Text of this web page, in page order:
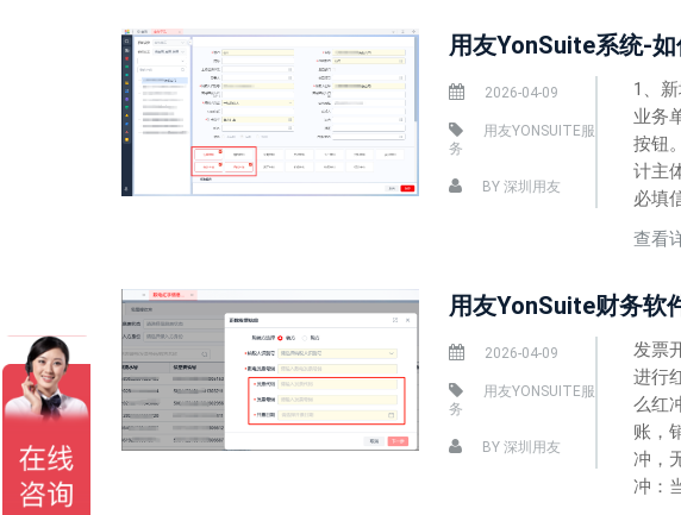
用友YonSuite系统-
2026-04-09
用友YONSUITE服
务
BY 深圳用友
1、
业务
按钮
计主
必填
查看
用友YonSuite财务软
2026-04-09
用友YONSUITE服
务
BY 深圳用友
发票
进行
么红
账，
冲，
冲：